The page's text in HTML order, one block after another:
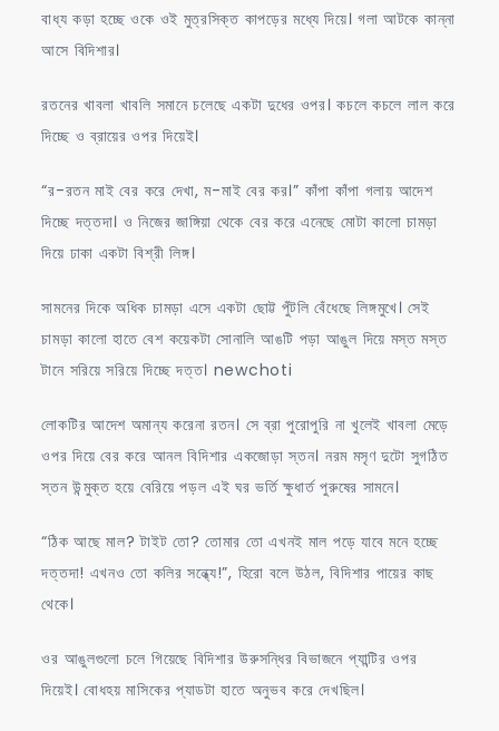
বাধ্য কড়া হচ্ছে ওকে ওই মুত্রসিক্ত কাপড়ের মধ্যে দিয়ে। গলা আটকে কান্না
আসে বিদিশার।
রতনের খাবলা খাবলি সমানে চলেছে একটা দুধের ওপর। কচলে কচলে লাল করে
দিচ্ছে ও ব্রায়ের ওপর দিয়েই।
“র-রতন মাই বের করে দেখা, ম-মাই বের কর।” কাঁপা কাঁপা গলায় আদেশ
দিচ্ছে দত্তদা। ও নিজের জাঙ্গিয়া থেকে বের করে এনেছে মোটা কালো চামড়া
দিয়ে ঢাকা একটা বিশ্রী লিঙ্গ।
সামনের দিকে অধিক চামড়া এসে একটা ছোট্ট পুঁটলি বেঁধেছে লিঙ্গমুখে। সেই
চামড়া কালো হাতে বেশ কয়েকটা সোনালি আঙটি পড়া আঙুল দিয়ে মস্ত মস্ত
টানে সরিয়ে সরিয়ে দিচ্ছে দত্ত। newchoti
লোকটির আদেশ অমান্য করেনা রতন। সে ব্রা পুরোপুরি না খুলেই খাবলা মেড়ে
ওপর দিয়ে বের করে আনল বিদিশার একজোড়া স্তন। নরম মসৃণ দুটো সুগঠিত
স্তন উন্মুক্ত হয়ে বেরিয়ে পড়ল এই ঘর ভর্তি ক্ষুধার্ত পুরুষের সামনে।
“ঠিক আছে মাল? টাইট তো? তোমার তো এখনই মাল পড়ে যাবে মনে হচ্ছে
দত্তদা! এখনও তো কলির সন্ধ্যে!”, হিরো বলে উঠল, বিদিশার পায়ের কাছ
থেকে।
ওর আঙুলগুলো চলে গিয়েছে বিদিশার উরুসন্ধির বিভাজনে প্যান্টির ওপর
দিয়েই। বোধহয় মাসিকের প্যাডটা হাতে অনুভব করে দেখছিল।